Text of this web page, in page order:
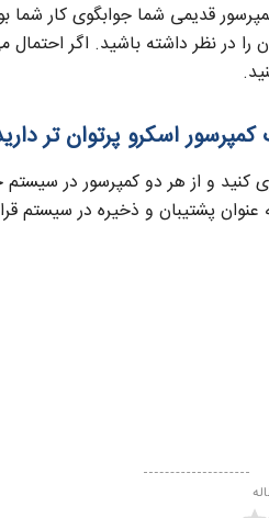
قدیمی شما جوابگوی کار شما
در نظر داشته باشید. اگر
کنید و از هر دو کمپرسور در سیستم
پشتیبان و ذخیره در سیستم